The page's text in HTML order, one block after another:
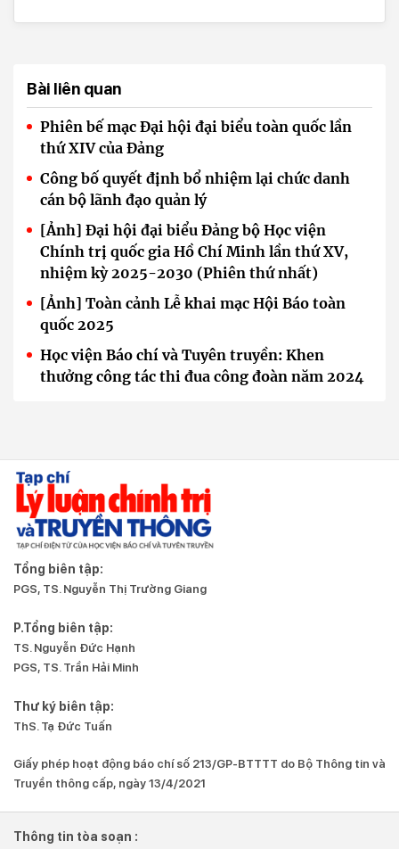
Bài liên quan
Phiên bế mạc Đại hội đại biểu toàn quốc lần
thứ XIV của Đảng
Công bố quyết định bổ nhiệm lại chức danh
cán bộ lãnh đạo quản lý
[Ảnh] Đại hội đại biểu Đảng bộ Học viện
Chính trị quốc gia Hồ Chí Minh lần thứ XV,
nhiệm kỳ 2025-2030 (Phiên thứ nhất)
[Ảnh] Toàn cảnh Lễ khai mạc Hội Báo toàn
quốc 2025
Học viện Báo chí và Tuyên truyền: Khen
thưởng công tác thi đua công đoàn năm 2024
Tổng biên tập:
PGS, TS. Nguyễn Thị Trường Giang
P.Tổng biên tập:
TS. Nguyễn Đức Hạnh
PGS, TS. Trần Hải Minh
Thư ký biên tập:
ThS. Tạ Đức Tuấn
Giấy phép hoạt động báo chí số 213/GP-BTTTT do Bộ Thông tin và
Truyền thông cấp, ngày 13/4/2021
Thông tin tòa soạn :